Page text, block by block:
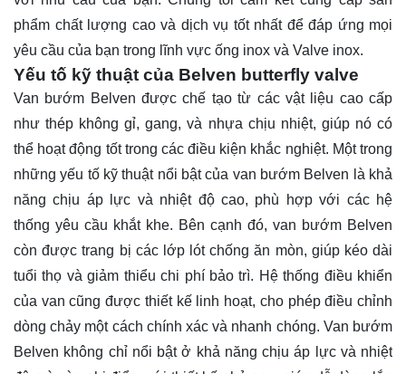
phẩm chất lượng cao và dịch vụ tốt nhất để đáp ứng mọi
yêu cầu của bạn trong lĩnh vực ống inox và Valve inox.
Yếu tố kỹ thuật của Belven butterfly valve
Van bướm Belven được chế tạo từ các vật liệu cao cấp
như thép không gỉ, gang, và nhựa chịu nhiệt, giúp nó có
thể hoạt động tốt trong các điều kiện khắc nghiệt. Một trong
những yếu tố kỹ thuật nổi bật của van bướm Belven là khả
năng chịu áp lực và nhiệt độ cao, phù hợp với các hệ
thống yêu cầu khắt khe. Bên cạnh đó, van bướm Belven
còn được trang bị các lớp lót chống ăn mòn, giúp kéo dài
tuổi thọ và giảm thiểu chi phí bảo trì. Hệ thống điều khiển
của van cũng được thiết kế linh hoạt, cho phép điều chỉnh
dòng chảy một cách chính xác và nhanh chóng. Van bướm
Belven không chỉ nổi bật ở khả năng chịu áp lực và nhiệt